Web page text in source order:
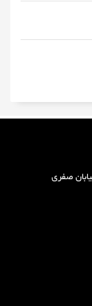
صفری